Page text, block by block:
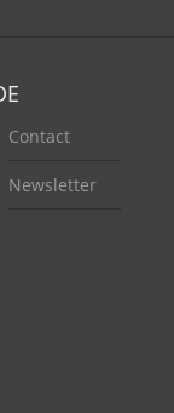
Contact
Newsletter